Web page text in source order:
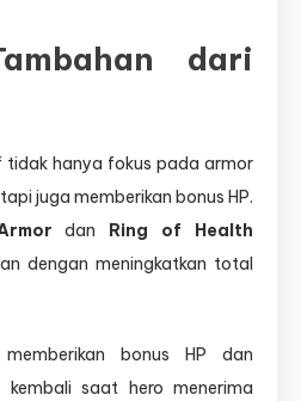
dari
tidak hanya fokus pada armor
juga memberikan bonus HP.
dan Ring of Health
dengan meningkatkan total
bonus HP dan
kembali saat hero menerima